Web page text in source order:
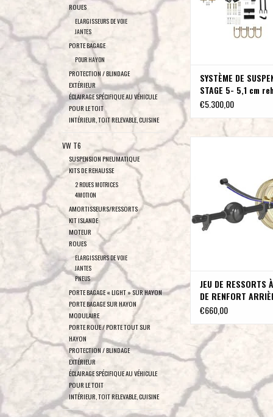
ROUES
ELARGISSEURS DE VOIE
JANTES
PORTE BAGAGE
POUR HAYON
PROTECTION / BLINDAGE
EXTÉRIEUR
ÉCLAIRAGE SPÉCIFIQUE AU VÉHICULE
POUR LE TOIT
INTÉRIEUR, TOIT RELEVABLE, CUISINE
VW T6
SUSPENSION PNEUMATIQUE
KITS DE REHAUSSE
2 ROUES MOTRICES
4MOTION
AMORTISSEURS/RESSORTS
KIT ISLANDE
MOTEUR
ROUES
ELARGISSEURS DE VOIE
JANTES
PNEUS
PORTE BAGAGE « LIGHT » SUR HAYON
PORTE BAGAGE SUR HAYON
MODULAIRE
PORTE ROUE / PORTE TOUT SUR
HAYON
PROTECTION / BLINDAGE
EXTÉRIEUR
ÉCLAIRAGE SPÉCIFIQUE AU VÉHICULE
POUR LE TOIT
INTÉRIEUR, TOIT RELEVABLE, CUISINE
AJOUTER AU
SYSTÈME DE
STAGE 5- 5,1 cm
SPRINTER 906
SEULEMENT) par
COMPASS, SANS
€5.300,00
2WD à traction
simples, avec ressort à
d'origine
AJOUTER AU
JEU DE RESSORTS
DE RENFORT
DE REHAUSSE 3-5
à traction arrière
simples, avec
simple d'origine
€660,00